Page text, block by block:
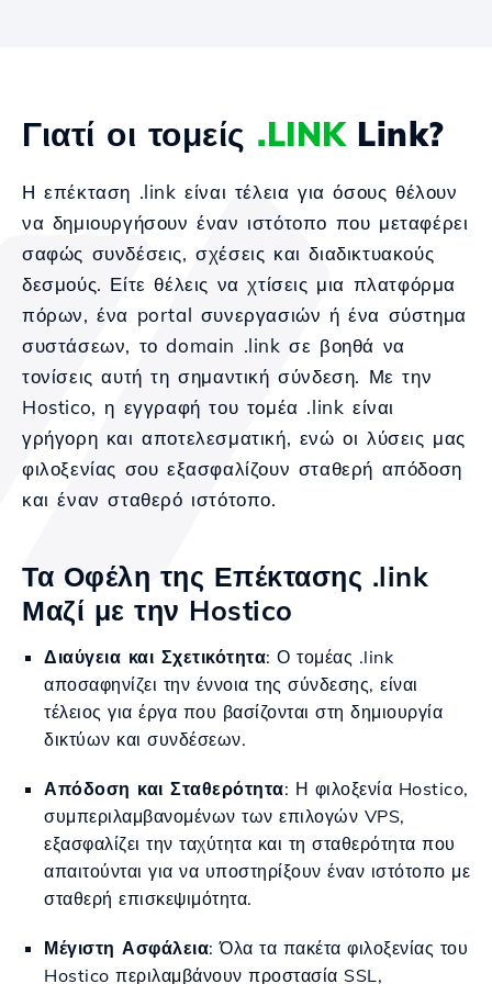
Γιατί οι τομείς .LINKLink?
Η επέκταση .link είναι τέλεια για όσους θέλουν
να δημιουργήσουν έναν ιστότοπο που μεταφέρει
σαφώς συνδέσεις, σχέσεις και διαδικτυακούς
δεσμούς. Είτε θέλεις να χτίσεις μια πλατφόρμα
πόρων, ένα portal συνεργασιών ή ένα σύστημα
συστάσεων, το domain .link σε βοηθά να
τονίσεις αυτή τη σημαντική σύνδεση. Με την
Hostico, η εγγραφή του τομέα .link είναι
γρήγορη και αποτελεσματική, ενώ οι λύσεις μας
φιλοξενίας σου εξασφαλίζουν σταθερή απόδοση
και έναν σταθερό ιστότοπο.
Τα Οφέλη της Επέκτασης .link
Μαζί με την Hostico
Διαύγεια και Σχετικότητα: Ο τομέας .link
αποσαφηνίζει την έννοια της σύνδεσης, είναι
τέλειος για έργα που βασίζονται στη δημιουργία
δικτύων και συνδέσεων.
Απόδοση και Σταθερότητα: Η φιλοξενία Hostico,
συμπεριλαμβανομένων των επιλογών VPS,
εξασφαλίζει την ταχύτητα και τη σταθερότητα που
απαιτούνται για να υποστηρίξουν έναν ιστότοπο με
σταθερή επισκεψιμότητα.
Μέγιστη Ασφάλεια: Όλα τα πακέτα φιλοξενίας του
Hostico περιλαμβάνουν προστασία SSL,